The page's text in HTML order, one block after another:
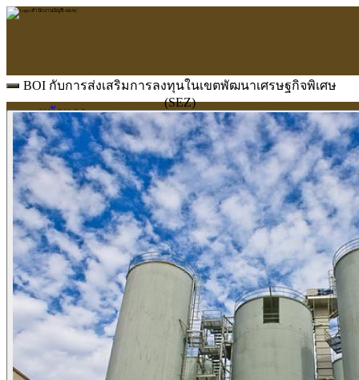
หน้าแรก
ARAC
ข้อมูลบริษัท
บริการ
บริการด้านใบอนุญาต
รับจัดทำบัญชี
ตรวจสอบบัญชี
บริการวางระบบบัญชี
ที่ปรึกษาวางแผนภาษีอากร
จัดทำเงินเดือน
จดทะเบียนธุรกิจ
บริการ E-Filing
ข่าวสารบัญชี
BOI กับการส่งเสริมการลงทุนในเขตพัฒนาเศรษฐกิจพิเศษ
(SEZ)